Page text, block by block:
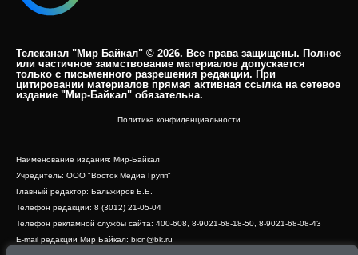
Телеканал "Мир Байкал" © 2026. Все права защищены. Полное
или частичное заимствование материалов допускается
только с письменного разрешения редакции. При
цитировании материалов прямая активная ссылка на сетевое
издание "Мир-Байкал" обязательна.​
Политика конфиденциальности
Наименование издания: Мир-Байкал
Учредитель: ООО "Восток Медиа Групп"
Главный редактор: Бальжиров Б.Б.
Телефон редакции: 8 (3012) 21-05-04
Телефон рекламной службы сайта: 400-608, 8-9021-68-18-50, 8-9021-68-08-43
E-mail редакции Мир Байкал: bicn@bk.ru